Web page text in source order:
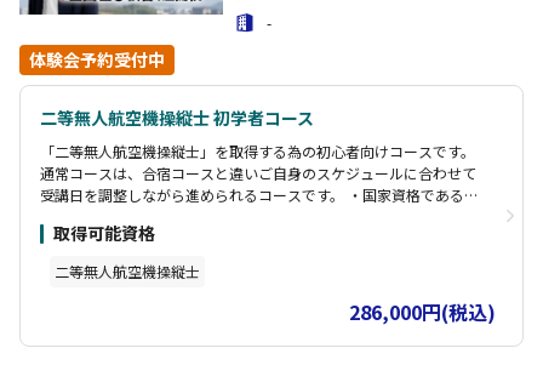
-
体験会予約受付中
二等無人航空機操縦士 初学者コース
「二等無人航空機操縦士」を取得する為の初心者向けコースです。
通常コースは、合宿コースと違いご自身のスケジュールに合わせて
受講日を調整しながら進められるコースです。 ・国家資格である
ースです。 ・指定試験期間での実地試験が免除されます！ ・学科は
オンラインためご自宅や職場など、お好きな場所で学習可能です。
【受講期間】 学科講習（オンライン）：10時間 実地講習：10時間
取得可能資格
二等無人航空機操縦士
286,000円(税込)